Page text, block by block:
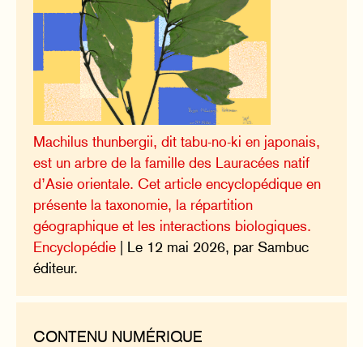
Machilus thunbergii, dit tabu-no-ki en japonais,
est un arbre de la famille des Lauracées natif
d’Asie orientale. Cet article encyclopédique en
présente la taxonomie, la répartition
géographique et les interactions biologiques.
Encyclopédie | Le 12 mai 2026, par Sambuc
éditeur.
CONTENU NUMÉRIQUE